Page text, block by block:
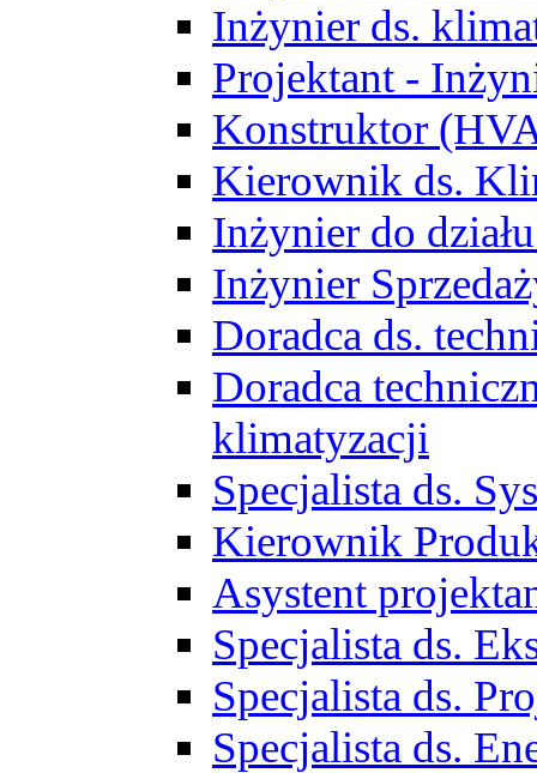
Inżynier ds.
Projektant -
Konstruktor
Kierownik ds.
Inżynier do
Inżynier
Doradca ds.
Doradca
klimatyzacji
Specjalista ds.
Kierownik
Asystent
Specjalista ds.
Specjalista ds.
Specjalista ds.